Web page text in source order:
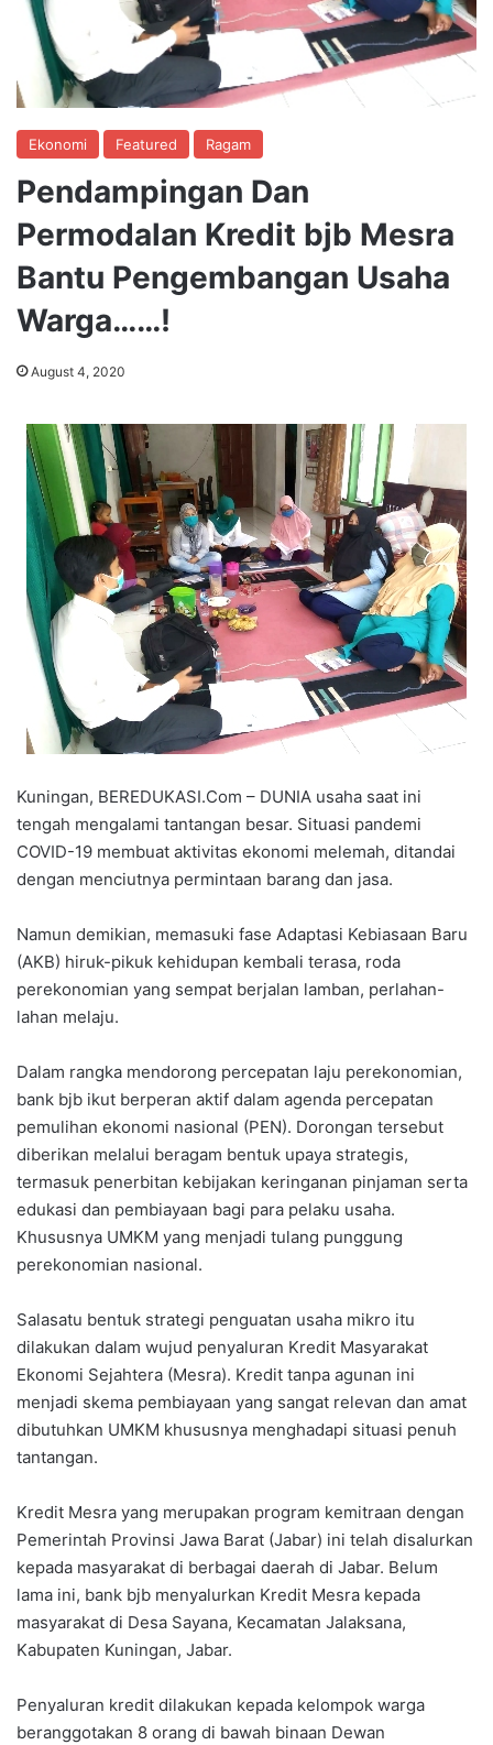
Ekonomi Featured Ragam
Pendampingan Dan
Permodalan Kredit bjb Mesra
Bantu Pengembangan Usaha
Warga……!
August 4, 2020
Kuningan, BEREDUKASI.Com – DUNIA usaha saat ini
tengah mengalami tantangan besar. Situasi pandemi
COVID-19 membuat aktivitas ekonomi melemah, ditandai
dengan menciutnya permintaan barang dan jasa.
Namun demikian, memasuki fase Adaptasi Kebiasaan Baru
(AKB) hiruk-pikuk kehidupan kembali terasa, roda
perekonomian yang sempat berjalan lamban, perlahan-
lahan melaju.
Dalam rangka mendorong percepatan laju perekonomian,
bank bjb ikut berperan aktif dalam agenda percepatan
pemulihan ekonomi nasional (PEN). Dorongan tersebut
diberikan melalui beragam bentuk upaya strategis,
termasuk penerbitan kebijakan keringanan pinjaman serta
edukasi dan pembiayaan bagi para pelaku usaha.
Khususnya UMKM yang menjadi tulang punggung
perekonomian nasional.
Salasatu bentuk strategi penguatan usaha mikro itu
dilakukan dalam wujud penyaluran Kredit Masyarakat
Ekonomi Sejahtera (Mesra). Kredit tanpa agunan ini
menjadi skema pembiayaan yang sangat relevan dan amat
dibutuhkan UMKM khususnya menghadapi situasi penuh
tantangan.
Kredit Mesra yang merupakan program kemitraan dengan
Pemerintah Provinsi Jawa Barat (Jabar) ini telah disalurkan
kepada masyarakat di berbagai daerah di Jabar. Belum
lama ini, bank bjb menyalurkan Kredit Mesra kepada
masyarakat di Desa Sayana, Kecamatan Jalaksana,
Kabupaten Kuningan, Jabar.
Penyaluran kredit dilakukan kepada kelompok warga
beranggotakan 8 orang di bawah binaan Dewan